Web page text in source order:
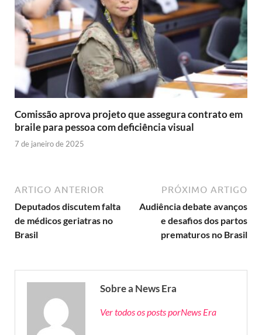
Comissão aprova projeto que assegura contrato em
braile para pessoa com deficiência visual
7 de janeiro de 2025
ARTIGO ANTERIOR
Deputados discutem falta
de médicos geriatras no
Brasil
PRÓXIMO ARTIGO
Audiência debate avanços
e desafios dos partos
prematuros no Brasil
Sobre a News Era
Ver todos os posts porNews Era